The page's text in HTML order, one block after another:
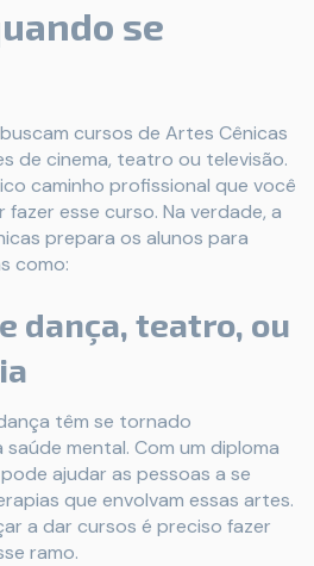
se
cursos de Artes Cênicas
de cinema, teatro ou televisão.
caminho profissional que você
esse curso. Na verdade, a
prepara os alunos para
como:
dança, teatro, ou
têm se tornado
mental. Com um diploma
ajudar as pessoas a se
que envolvam essas artes.
a dar cursos é preciso fazer
ramo.